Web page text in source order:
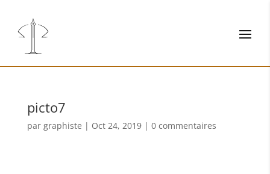
picto7
par graphiste | Oct 24, 2019| 0 commentaires